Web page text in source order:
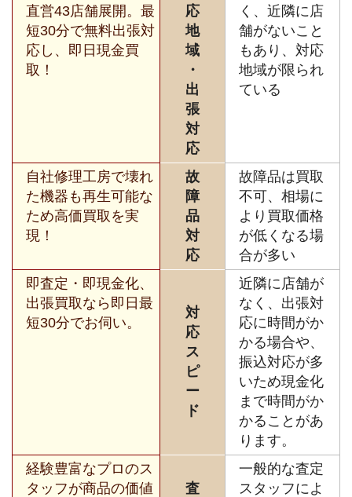
直営43店舗展開。最
短30分で無料出張対
応し、即日現金買
取！
応
地
域
・
出
張
対
応
く、近隣に店
舗がないこと
もあり、対応
地域が限られ
ている
自社修理工房で壊れ
た機器も再生可能な
ため高価買取を実
現！
故
障
品
対
応
故障品は買取
不可、相場に
より買取価格
が低くなる場
合が多い
即査定・即現金化、
出張買取なら即日最
短30分でお伺い。
対
応
ス
ピ
ー
ド
近隣に店舗が
なく、出張対
応に時間がか
かる場合や、
振込対応が多
いため現金化
まで時間がか
かることがあ
ります。
経験豊富なプロのス
タッフが商品の価値
査
一般的な査定
スタッフによ